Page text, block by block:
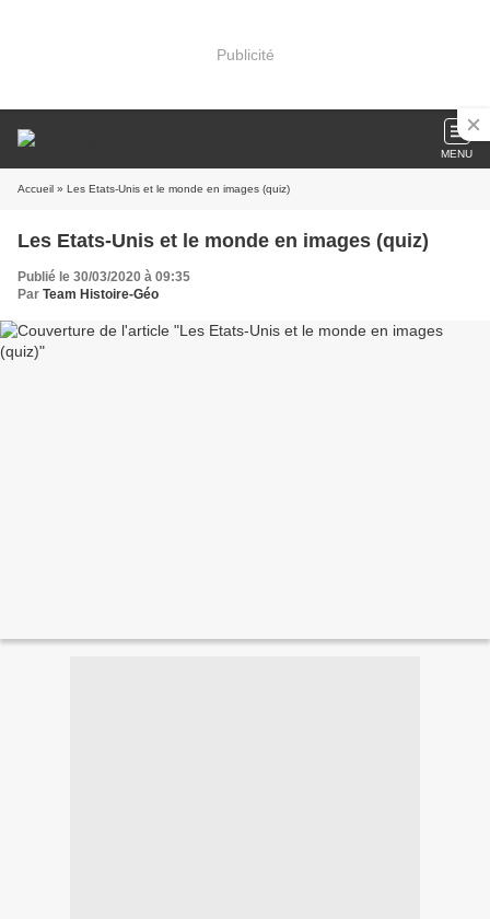
Publicité
MENU
Accueil » Les Etats-Unis et le monde en images (quiz)
Les Etats-Unis et le monde en images (quiz)
Publié le 30/03/2020 à 09:35
Par Team Histoire-Géo